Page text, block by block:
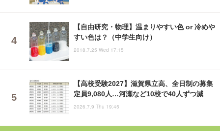
【自由研究・物理】温まりやすい色 or 冷めや
すい色は？（中学生向け）
2018.7.25 Wed 17:15
【高校受験2027】滋賀県立高、全日制の募集
定員9,080人…河瀬など10校で40人ずつ減
2026.7.9 Thu 19:45